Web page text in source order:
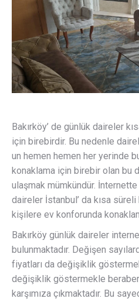
Bakırköy’ de günlük daireler
için birebirdir. Bu nedenle
un hemen hemen her yerinde
konaklama için birebir olan bu
ulaşmak mümkündür.
daireler İstanbul’ da kısa
kişilere ev konforunda
Bakırköy günlük daireler
bulunmaktadır. Değişen
fiyatları da değişiklik
değişiklik göstermekle
karşımıza çıkmaktadır. Bu